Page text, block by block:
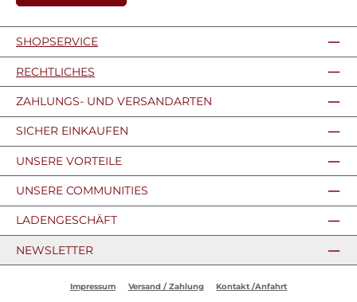
SHOPSERVICE
RECHTLICHES
ZAHLUNGS- UND VERSANDARTEN
SICHER EINKAUFEN
UNSERE VORTEILE
UNSERE COMMUNITIES
LADENGESCHÄFT
NEWSLETTER
Impressum Versand / Zahlung Kontakt /Anfahrt